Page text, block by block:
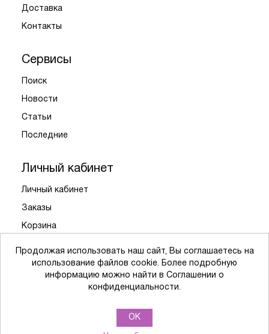
Доставка
Контакты
Сервисы
Поиск
Новости
Статьи
Последние
Личный кабинет
Личный кабинет
Заказы
Корзина
Политика обработки персональных данных
Продолжая использовать наш сайт, Вы соглашаетесь на
использование файлов cookie. Более подробную
информацию можно найти в Соглашении о
конфиденциальности.
OK